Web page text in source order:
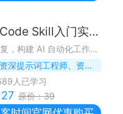
Claude Code Skill入门实战课
告别低效重复，构建 AI 自动化工作流体系
资深提示词工程师、资深 AI OPC（一人公司）场景化教练
人已学习
27 原价：39